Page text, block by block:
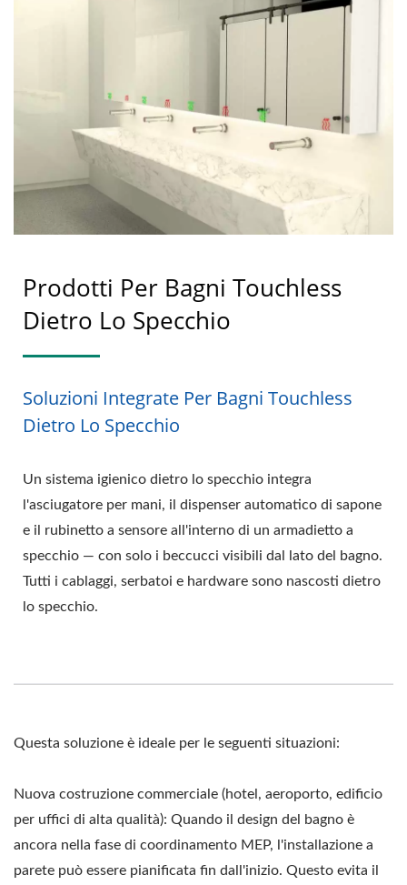
Prodotti Per Bagni Touchless
Dietro Lo Specchio
Soluzioni Integrate Per Bagni Touchless
Dietro Lo Specchio
Un sistema igienico dietro lo specchio integra
l'asciugatore per mani, il dispenser automatico di sapone
e il rubinetto a sensore all'interno di un armadietto a
specchio — con solo i beccucci visibili dal lato del bagno.
Tutti i cablaggi, serbatoi e hardware sono nascosti dietro
lo specchio.
Questa soluzione è ideale per le seguenti situazioni:
Nuova costruzione commerciale (hotel, aeroporto, edificio
per uffici di alta qualità): Quando il design del bagno è
ancora nella fase di coordinamento MEP, l'installazione a
parete può essere pianificata fin dall'inizio. Questo evita il